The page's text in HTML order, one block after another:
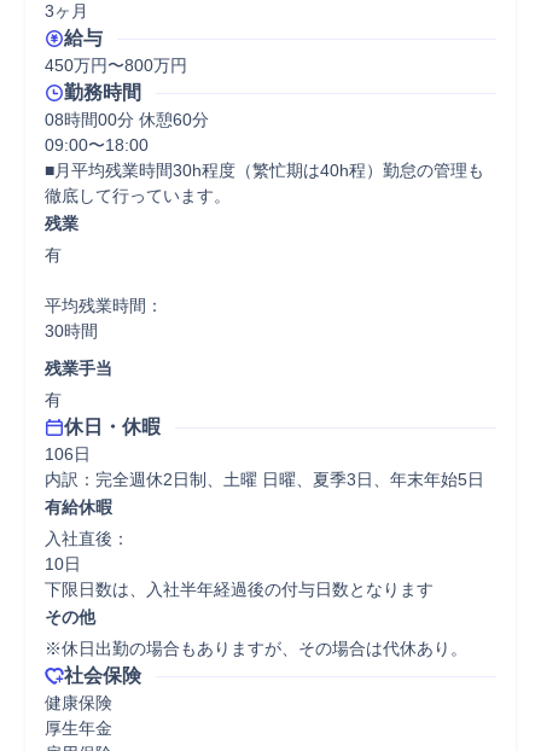
3ヶ月
給与
450万円〜800万円
勤務時間
08時間00分 休憩60分
09:00〜18:00
■月平均残業時間30h程度（繁忙期は40h程）勤怠の管理も
徹底して行っています。
残業
有
平均残業時間：
30時間
残業手当
有
休日・休暇
106日
内訳：完全週休2日制、土曜 日曜、夏季3日、年末年始5日
有給休暇
入社直後：
10日
下限日数は、入社半年経過後の付与日数となります
その他
※休日出勤の場合もありますが、その場合は代休あり。
社会保険
健康保険
厚生年金